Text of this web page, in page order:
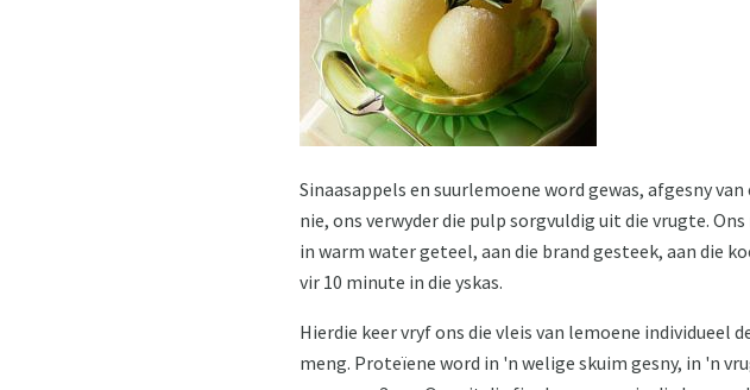
Sinaasappels en suurlemoene word gewas, afgesny
nie, ons verwyder die pulp sorgvuldig uit die vrugte.
in warm water geteel, aan die brand gesteek, aan die
vir 10 minute in die yskas.
Hierdie keer vryf ons die vleis van lemoene individueel
meng. Proteïene word in 'n welige skuim gesny, in 'n